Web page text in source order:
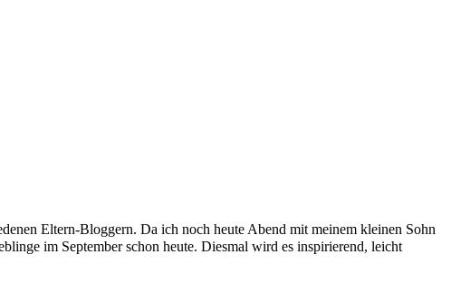
Eltern-Bloggern. Da ich noch heute Abend mit meinem kleinen Sohn
im September schon heute. Diesmal wird es inspirierend, leicht